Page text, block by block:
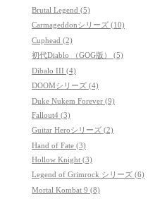
Brutal Legend (5)
Carmageddonシリーズ (10)
Cuphead (2)
初代Diablo （GOG版） (5)
Dibalo III (4)
DOOMシリーズ (4)
Duke Nukem Forever (9)
Fallout4 (3)
Guitar Heroシリーズ (2)
Hand of Fate (3)
Hollow Knight (3)
Legend of Grimrock シリーズ (6)
Mortal Kombat 9 (8)